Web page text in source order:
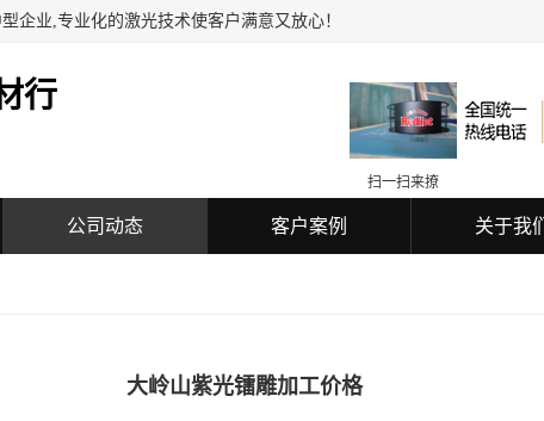
企业,专业化的激光技术使客户满意又放心！
行
扫一扫来撩
公司动态 客户案例 关于我们
大岭山紫光镭雕加工价格